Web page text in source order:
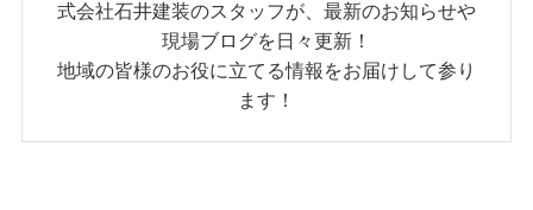
式会社石井建装のスタッフが、最新のお知らせや
現場ブログを日々更新！
地域の皆様のお役に立てる情報をお届けして参り
ます！